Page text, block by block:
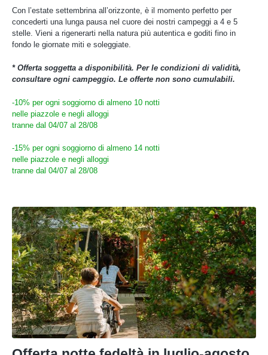
Con l’estate settembrina all’orizzonte, è il momento perfetto per
concederti una lunga pausa nel cuore dei nostri campeggi a 4 e 5
stelle. Vieni a rigenerarti nella natura più autentica e goditi fino in
fondo le giornate miti e soleggiate.
* Offerta soggetta a disponibilità. Per le condizioni di validità,
consultare ogni campeggio. Le offerte non sono cumulabili.
-10% per ogni soggiorno di almeno 10 notti
nelle piazzole e negli alloggi
tranne dal 04/07 al 28/08
-15% per ogni soggiorno di almeno 14 notti
nelle piazzole e negli alloggi
tranne dal 04/07 al 28/08